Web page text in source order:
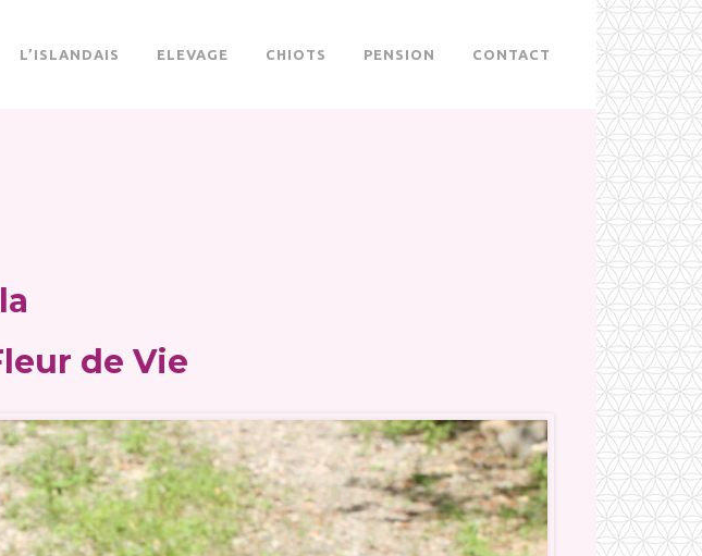
L’ISLANDAIS ELEVAGE CHIOTS PENSION CONTACT
de Vie